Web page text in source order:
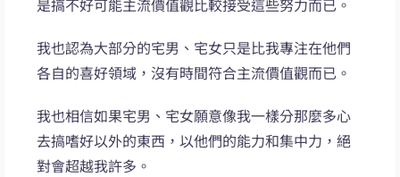
我也認為大部分的宅男、宅女只是比我專注在他們
各自的喜好領域，沒有時間符合主流價值觀而已。
我也相信如果宅男、宅女願意像我一樣分那麼多心
去搞嗜好以外的東西，以他們的能力和集中力，絕
對會超越我許多。